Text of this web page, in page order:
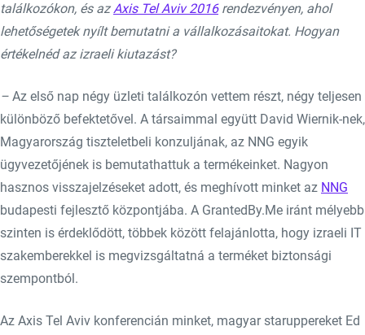
találkozókon, és azAxis Tel Aviv 2016rendezvényen, ahol
lehetőségetek nyílt bemutatni a vállalkozásaitokat. Hogyan
értékelnéd az izraeli kiutazást?
– Az első nap négy üzleti találkozón vettem részt, négy teljesen
különböző befektetővel. A társaimmal együtt David Wiernik-nek,
Magyarország tiszteletbeli konzuljának, az NNG egyik
ügyvezetőjének is bemutathattuk a termékeinket. Nagyon
hasznos visszajelzéseket adott, és meghívott minket az NNG
budapesti fejlesztő központjába. A GrantedBy.Me iránt mélyebb
szinten is érdeklődött, többek között felajánlotta, hogy izraeli IT
szakemberekkel is megvizsgáltatná a terméket biztonsági
szempontból.
Az Axis Tel Aviv konferencián minket, magyar staruppereket Ed